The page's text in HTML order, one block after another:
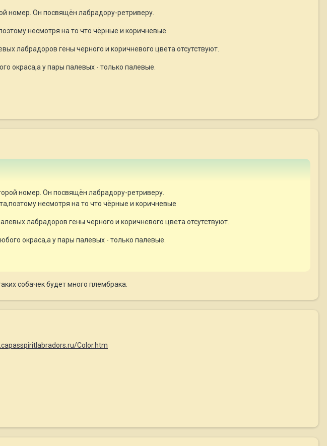
номер. Он посвящён лабрадору-ретриверу.
несмотря на то что чёрные и коричневые
лабрадоров гены черного и коричневого цвета отсутствуют.
окраса,а у пары палевых - только палевые.
номер. Он посвящён лабрадору-ретриверу.
несмотря на то что чёрные и коричневые
лабрадоров гены черного и коричневого цвета отсутствуют.
окраса,а у пары палевых - только палевые.
собачек будет много плембрака.
Color.htm